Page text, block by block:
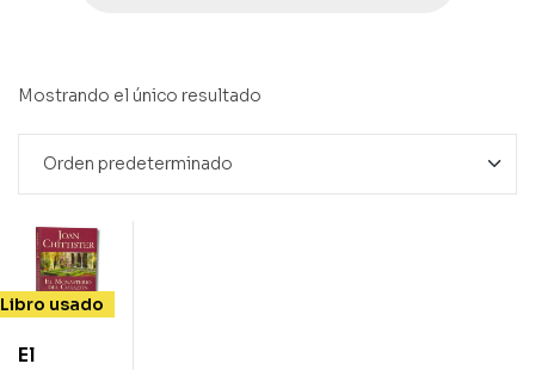
Mostrando el único resultado
Libro usado
El